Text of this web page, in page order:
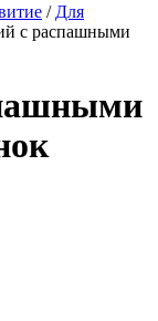
/ Для
с распашными